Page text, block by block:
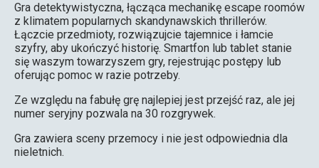
Gra detektywistyczna, łącząca mechanikę escape roomów
z klimatem popularnych skandynawskich thrillerów.
Łączcie przedmioty, rozwiązujcie tajemnice i łamcie
szyfry, aby ukończyć historię. Smartfon lub tablet stanie
się waszym towarzyszem gry, rejestrując postępy lub
oferując pomoc w razie potrzeby.
Ze względu na fabułę grę najlepiej jest przejść raz, ale jej
numer seryjny pozwala na 30 rozgrywek.
Gra zawiera sceny przemocy i nie jest odpowiednia dla
nieletnich.